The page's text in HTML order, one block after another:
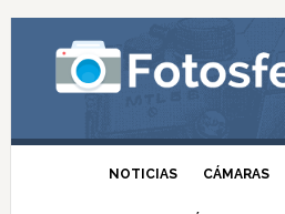
NOTICIAS CÁMARAS